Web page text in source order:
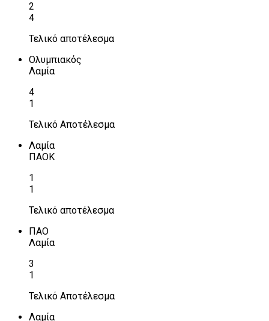
2
4
Τελικό αποτέλεσμα
Ολυμπιακός
Λαμία
4
1
Τελικό Αποτέλεσμα
Λαμία
ΠΑΟΚ
1
1
Τελικό αποτέλεσμα
ΠΑΟ
Λαμία
3
1
Τελικό Αποτέλεσμα
Λαμία